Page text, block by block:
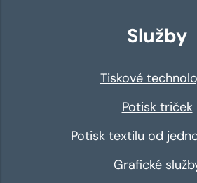
Služby
Tiskové
Potisk triček
Potisk textilu od
Grafické